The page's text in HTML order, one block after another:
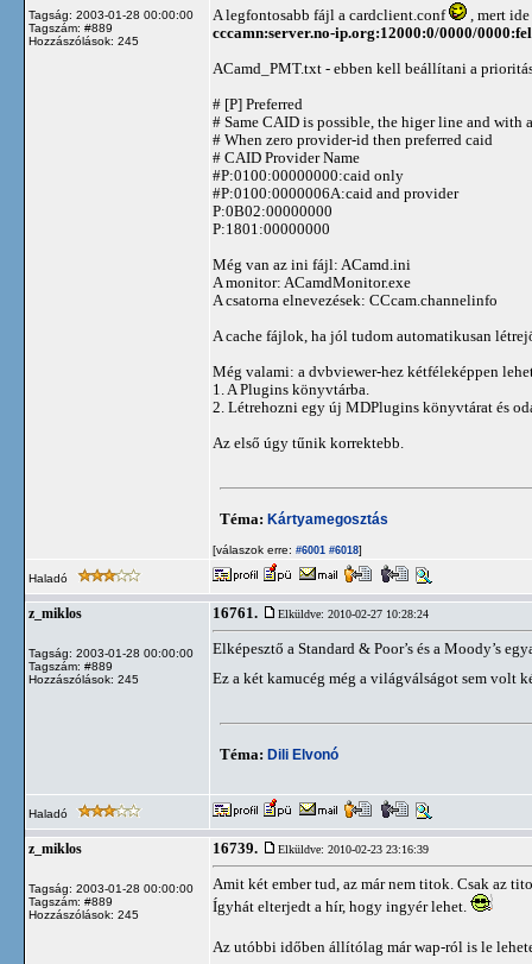
Tagság: 2003-01-28 00:00:00
Tagszám: #889
Hozzászólások: 245
A legfontosabb fájl a cardclient.conf
, mert
cccamn:server.no-ip.org:12000:0/0000/
ACamd_PMT.txt - ebben kell beállítani a
# [P] Preferred
# Same CAID is possible, the higer line and with
# When zero provider-id then preferred caid
# CAID Provider Name
#P:0100:00000000:caid only
#P:0100:0000006A:caid and provider
P:0B02:00000000
P:1801:00000000
Még van az ini fájl: ACamd.ini
A monitor: ACamdMonitor.exe
A csatorna elnevezések: CCcam.channelinfo
A cache fájlok, ha jól tudom automatikusan
Még valami: a dvbviewer-hez kétféleképpen
1. A Plugins könyvtárba.
2. Létrehozni egy új MDPlugins könyvtárat és
Az első úgy tűnik korrektebb.
Téma: Kártyamegosztás
[válaszok erre: #6001 #6018]
Haladó
z_miklos
Tagság: 2003-01-28 00:00:00
Tagszám: #889
Hozzászólások: 245
16761. Elküldve: 2010-02-27 10:28:24
Elképesztő a Standard & Poor’s és a Moody’s
Ez a két kamucég még a világválságot sem volt
Téma: Dili Elvonó
Haladó
z_miklos
Tagság: 2003-01-28 00:00:00
Tagszám: #889
Hozzászólások: 245
16739. Elküldve: 2010-02-23 23:16:39
Amit két ember tud, az már nem titok. Csak az
Ígyhát elterjedt a hír, hogy ingyér lehet.
Az utóbbi időben állítólag már wap-ról is le